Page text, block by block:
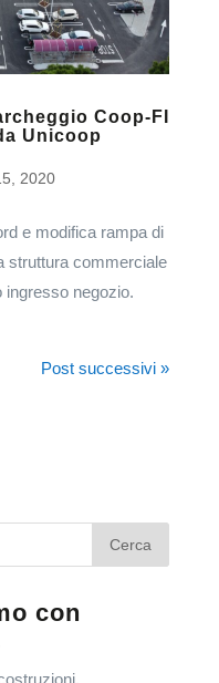
Coop-FI
Unicoop
2020
e modifica rampa di
struttura commerciale
ingresso negozio.
Post successivi »
con